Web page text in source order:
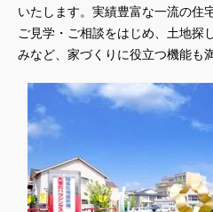
いたします。実績豊富な一流の住
ご見学・ご相談をはじめ、土地探
みなど、家づくりに役立つ機能も満